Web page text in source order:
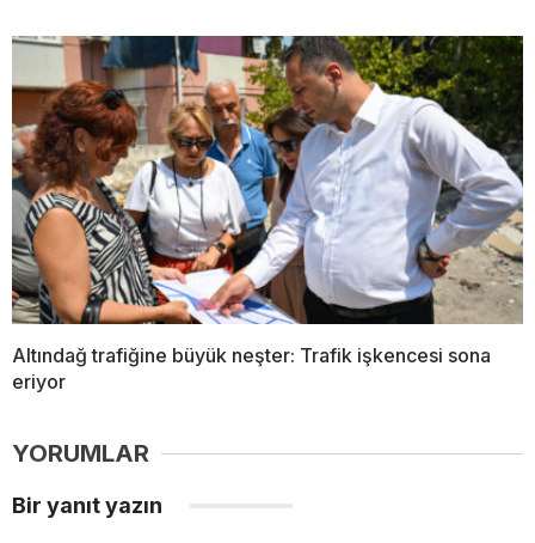
Altındağ trafiğine büyük neşter: Trafik işkencesi sona
eriyor
YORUMLAR
Bir yanıt yazın